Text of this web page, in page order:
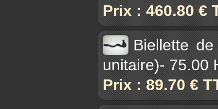
Prix : 460.80 €
Biellette
unitaire)- 75.00
Prix : 89.70 €